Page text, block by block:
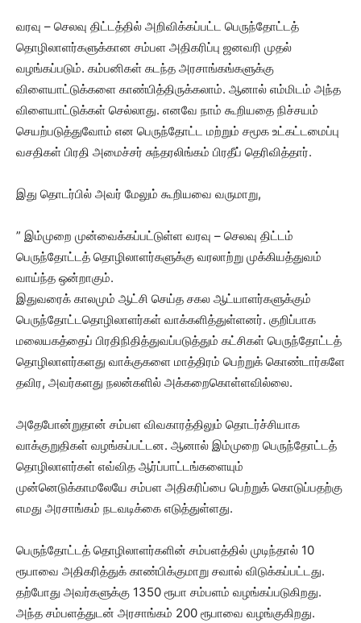
வரவு – செலவு திட்டத்தில் அறிவிக்கப்பட்ட பெருந்தோட்டத்
தொழிலாளர்களுக்கான சம்பள அதிகரிப்பு ஜனவரி முதல்
வழங்கப்படும். கம்பனிகள் கடந்த அரசாங்கங்களுக்கு
விளையாட்டுக்களை காண்பித்திருக்கலாம். ஆனால் எம்மிடம் அந்த
விளையாட்டுக்கள் செல்லாது. எனவே நாம் கூறியதை நிச்சயம்
செயற்படுத்துவோம் என பெருந்தோட்ட மற்றும் சமூக உட்கட்டமைப்பு
வசதிகள் பிரதி அமைச்சர் சுந்தரலிங்கம் பிரதீப் தெரிவித்தார்.
இது தொடர்பில் அவர் மேலும் கூறியவை வருமாறு,
” இம்முறை முன்வைக்கப்பட்டுள்ள வரவு – செலவு திட்டம்
பெருந்தோட்டத் தொழிலாளர்களுக்கு வரலாற்று முக்கியத்துவம்
வாய்ந்த ஒன்றாகும்.
இதுவரைக் காலமும் ஆட்சி செய்த சகல ஆட்யாளர்களுக்கும்
பெருந்தோட்டதொழிலாளர்கள் வாக்களித்துள்ளனர். குறிப்பாக
மலையகத்தைப் பிரதிநிதித்துவப்படுத்தும் கட்சிகள் பெருந்தோட்டத்
தொழிலாளர்களது வாக்குகளை மாத்திரம் பெற்றுக் கொண்டார்களே
தவிர, அவர்களது நலன்களில் அக்கறைகொள்ளவில்லை.
அதேபோன்றுதான் சம்பள விவகாரத்திலும் தொடர்ச்சியாக
வாக்குறுதிகள் வழங்கப்பட்டன. ஆனால் இம்முறை பெருந்தோட்டத்
தொழிலாளர்கள் எவ்வித ஆர்ப்பாட்டங்களையும்
முன்னெடுக்காமலேயே சம்பள அதிகரிப்பை பெற்றுக் கொடுப்பதற்கு
எமது அரசாங்கம் நடவடிக்கை எடுத்துள்ளது.
பெருந்தோட்டத் தொழிலாளர்களின் சம்பளத்தில் முடிந்தால் 10
ரூபாவை அதிகரித்துக் காண்பிக்குமாறு சவால் விடுக்கப்பட்டது.
தற்போது அவர்களுக்கு 1350 ரூபா சம்பளம் வழங்கப்படுகிறது.
அந்த சம்பளத்துடன் அரசாங்கம் 200 ரூபாவை வழங்குகிறது.